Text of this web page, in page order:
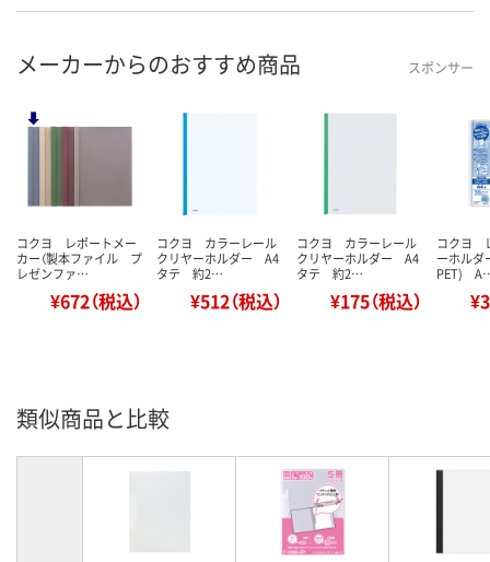
メーカーからのおすすめ商品 スポンサー
コクヨ レポートメー
カー（製本ファイル プ
レゼンファ…
¥672（税込）
コクヨ カラーレール
クリヤーホルダー A4
タテ 約2…
¥512（税込）
コクヨ カラーレール
クリヤーホルダー A4
タテ 約2…
¥175（税込）
コクヨ
ーホルダ
PET)
類似商品と比較